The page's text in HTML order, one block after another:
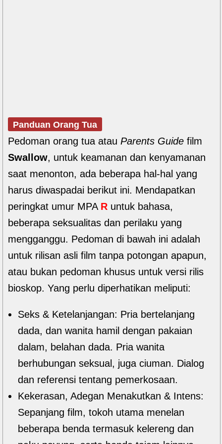
Panduan Orang Tua
Pedoman orang tua atau Parents Guide film
Swallow, untuk keamanan dan kenyamanan
saat menonton, ada beberapa hal-hal yang
harus diwaspadai berikut ini. Mendapatkan
peringkat umur MPA R untuk bahasa,
beberapa seksualitas dan perilaku yang
mengganggu. Pedoman di bawah ini adalah
untuk rilisan asli film tanpa potongan apapun,
atau bukan pedoman khusus untuk versi rilis
bioskop. Yang perlu diperhatikan meliputi:
Seks & Ketelanjangan: Pria bertelanjang
dada, dan wanita hamil dengan pakaian
dalam, belahan dada. Pria wanita
berhubungan seksual, juga ciuman. Dialog
dan referensi tentang pemerkosaan.
Kekerasan, Adegan Menakutkan & Intens:
Sepanjang film, tokoh utama menelan
beberapa benda termasuk kelereng dan